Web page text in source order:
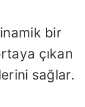
bir
çıkan
sağlar.